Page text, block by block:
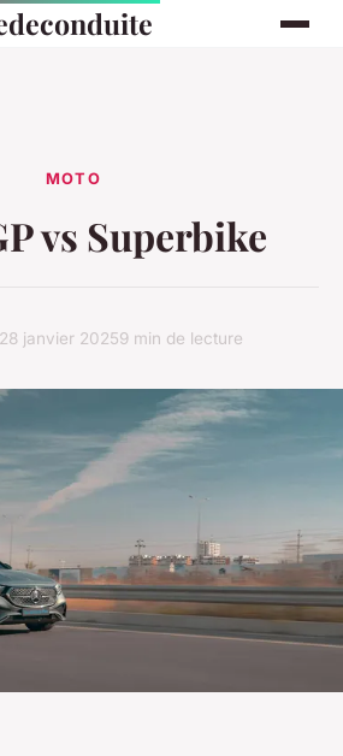
MOTO
vs Superbike
28 janvier 20259 min de lecture